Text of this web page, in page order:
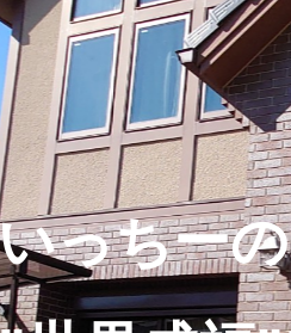
っちーの